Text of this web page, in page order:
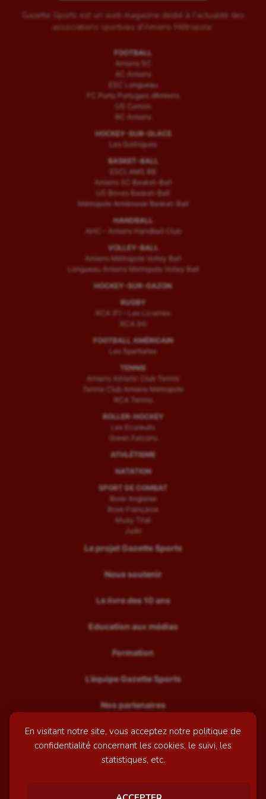
En visitant notre site, vous acceptez notre politique de
confidentialité concernant les cookies, le suivi, les
statistiques, etc.
Gazette Sports est un web magazine dédié à l'actualité des
associations sportives d'Amiens Métropole.
FOOTBALL
Amiens SC
AC Amiens
ESC Longueau
FC Porto Portugais d’Amiens
US Camon
RC Amiens
HOCKEY-SUR-GLACE
Les Gothiques
BASKET-BALL
ESCLAMS BB
Amiens SC Basket-Ball
US Boves Basket-Ball
Métropole Amiénoise Basket-Ball
HANDBALL
AHC – Amiens Handball Club
VOLLEY-BALL
Amiens Métropole Volley Ball
Longueau Amiens Metropole Volley Ball
HOCKEY-SUR-GAZON
RUGBY
RCA (F) – Les Licornes
RCA (H)
FOOTBALL AMÉRICAIN
Les Spartiates
TENNIS
Amiens Athletic Club Tennis
Tennis Club Amiens Métropole
RCA Tennis
ROLLER-HOCKEY
Les Ecureuils
Green Falcons
ATHLÉTISME
NATATION
SPORT DE COMBAT
Boxe Anglaise
Boxe Française
Muay Thaï
Judo
Le projet Gazette Sports
Nous soutenir
Le livre des 10 ans
Education aux médias
Formation
L’équipe Gazette Sports
Nos partenaires
Recrutement
Mentions légales